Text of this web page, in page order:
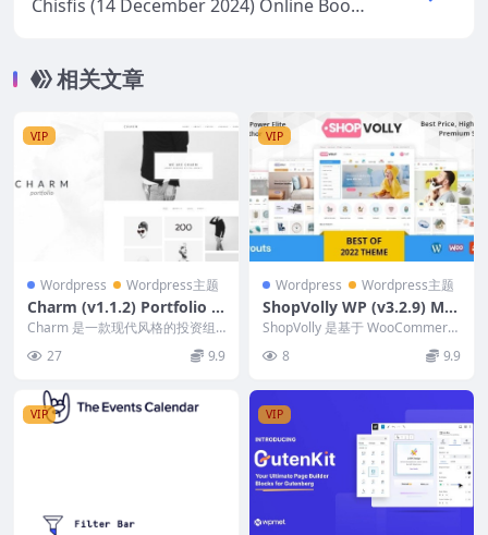
Chisfis (14 December 2024) Online Booki
相关文章
VIP
Wordpress Wordpress主题
Charm (v1.1.2) Portfolio f
or Freelancers & Agencies
Charm 是一款现代风格的投资组
合风格主题，注重排版和对细节的
关注。使用响应式...
27 9.9
VIP
Wordpress Wordpress主题
ShopVolly WP (v3.2.9) Mul
tipurpose WooCommerce
Theme
ShopVolly 是基于 WooCommerc
8 9.9
VIP VIP